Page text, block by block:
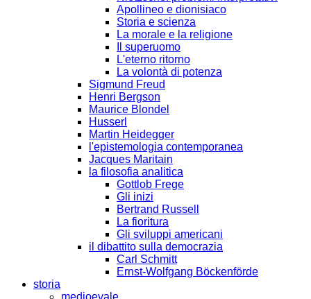
Apollineo e dionisiaco
Storia e scienza
La morale e la religione
Il superuomo
L'eterno ritorno
La volontà di potenza
Sigmund Freud
Henri Bergson
Maurice Blondel
Husserl
Martin Heidegger
l'epistemologia contemporanea
Jacques Maritain
la filosofia analitica
Gottlob Frege
Gli inizi
Bertrand Russell
La fioritura
Gli sviluppi americani
il dibattito sulla democrazia
Carl Schmitt
Ernst-Wolfgang Böckenförde
storia
medioevale